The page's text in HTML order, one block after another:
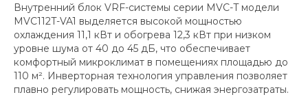
Внутренний блок VRF-системы серии MVC-T модели
MVC112T-VA1 выделяется высокой мощностью
охлаждения 11,1 кВт и обогрева 12,3 кВт при низком
уровне шума от 40 до 45 дБ, что обеспечивает
комфортный микроклимат в помещениях площадью до
110 м². Инверторная технология управления позволяет
плавно регулировать мощность, снижая энергозатраты.